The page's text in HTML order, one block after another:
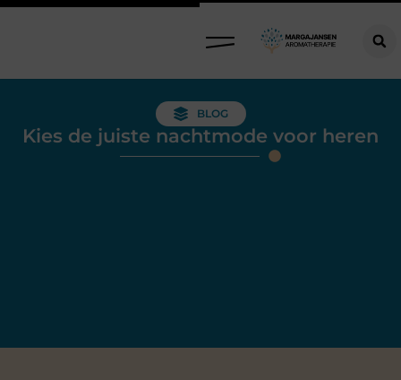
BLOG
Kies de juiste nachtmode voor heren